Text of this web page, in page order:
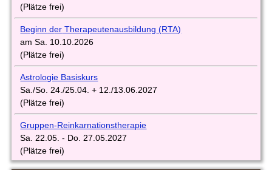
(Plätze frei)
Beginn der Therapeutenausbildung (RTA)
am Sa. 10.10.2026
(Plätze frei)
Astrologie Basiskurs
Sa./So. 24./25.04. + 12./13.06.2027
(Plätze frei)
Gruppen-Reinkarnationstherapie
Sa. 22.05. - Do. 27.05.2027
(Plätze frei)